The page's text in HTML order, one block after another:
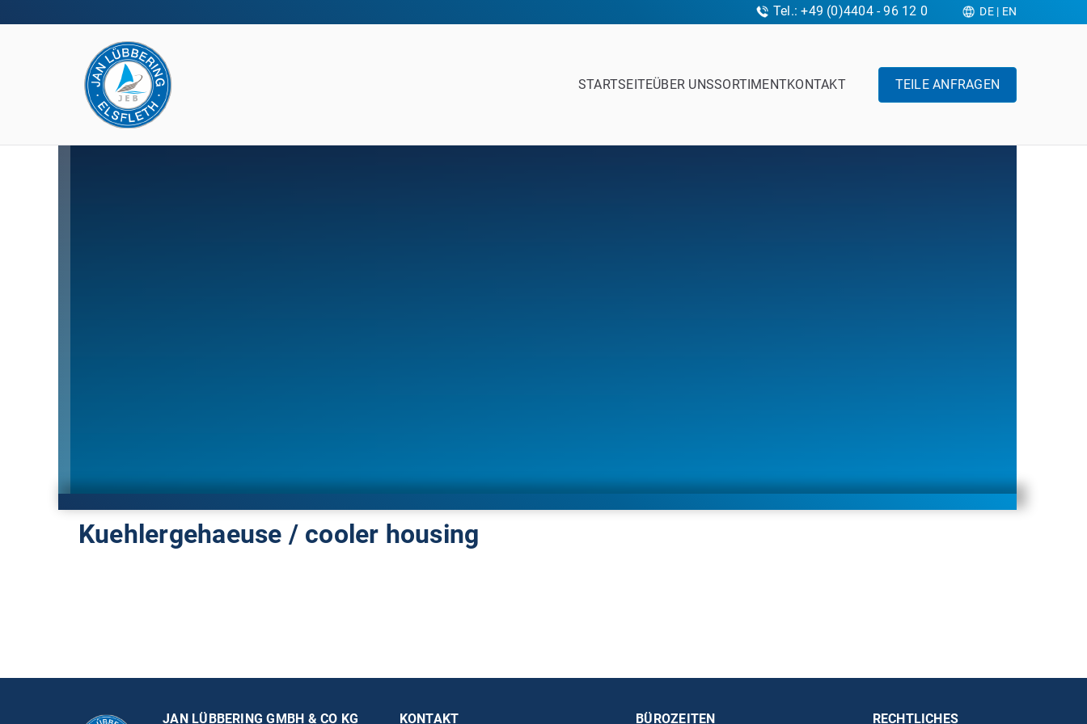
Tel.: +49 (0)4404 - 96 12 0 DE| EN
STARTSEITEÜBER UNSSORTIMENTKONTAKT TEILE ANFRAGEN
Kuehlergehaeuse / cooler housing
JAN LÜBBERING GMBH & CO KG KONTAKT BÜROZEITEN RECHTLICHES